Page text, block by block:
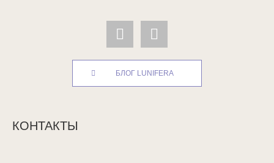
БЛОГ LUNIFERA
КОНТАКТЫ